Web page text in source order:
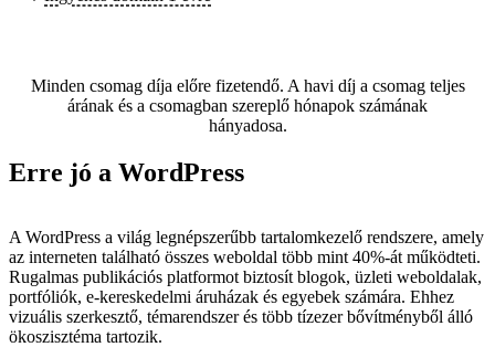
Minden csomag díja előre fizetendő. A havi díj a csomag teljes
árának és a csomagban szereplő hónapok számának
hányadosa.
Erre jó a WordPress
A WordPress a világ legnépszerűbb tartalomkezelő rendszere, amely
az interneten található összes weboldal több mint 40%-át működteti.
Rugalmas publikációs platformot biztosít blogok, üzleti weboldalak,
portfóliók, e-kereskedelmi áruházak és egyebek számára. Ehhez
vizuális szerkesztő, témarendszer és több tízezer bővítményből álló
ökoszisztéma tartozik.